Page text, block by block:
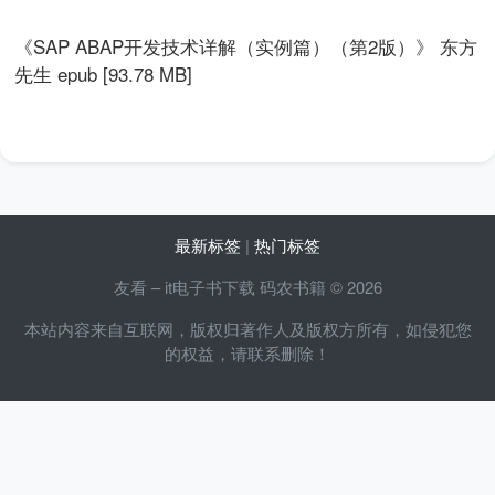
《SAP ABAP开发技术详解（实例篇）（第2版）》 东方
先生 epub [93.78 MB]
最新标签 | 热门标签
友看 – it电子书下载 码农书籍 © 2026
本站内容来自互联网，版权归著作人及版权方所有，如侵犯您
的权益，请联系删除！